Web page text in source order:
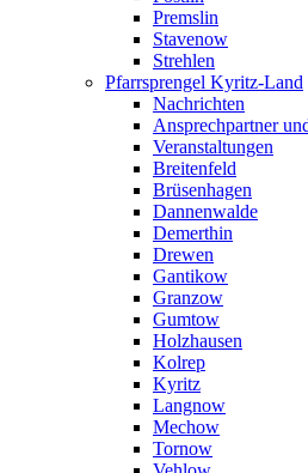
Premslin
Stavenow
Strehlen
Pfarrsprengel Kyritz-Land
Nachrichten
Ansprechpartner
Veranstaltungen
Breitenfeld
Brüsenhagen
Dannenwalde
Demerthin
Drewen
Gantikow
Granzow
Gumtow
Holzhausen
Kolrep
Kyritz
Langnow
Mechow
Tornow